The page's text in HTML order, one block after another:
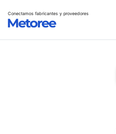
Conectamos fabricantes y proveedores